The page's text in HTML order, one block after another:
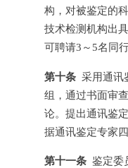
构，对被鉴定的
技术检测机构出
可聘请3～5名同
第十条采用通讯
组，通过书面审
论。提出通讯鉴
据通讯鉴定专家
第十一条鉴定委